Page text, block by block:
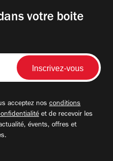
votre boite
acceptez nos conditions
et de recevoir les
évents, offres et